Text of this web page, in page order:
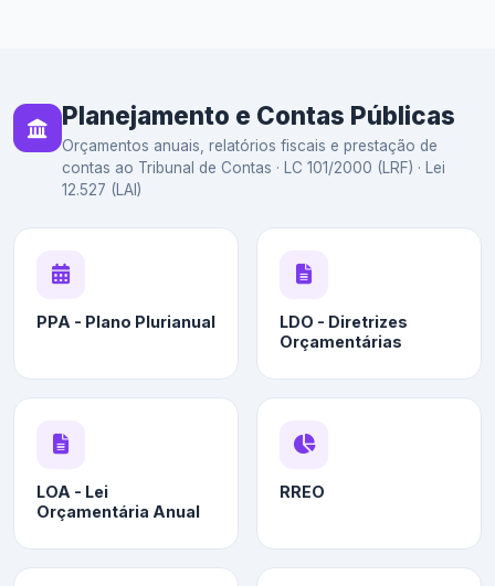
Planejamento e Contas Públicas
Orçamentos anuais, relatórios fiscais e prestação de
contas ao Tribunal de Contas · LC 101/2000 (LRF) · Lei
12.527 (LAI)
PPA - Plano Plurianual
LDO - Diretrizes
Orçamentárias
LOA - Lei
Orçamentária Anual
RREO